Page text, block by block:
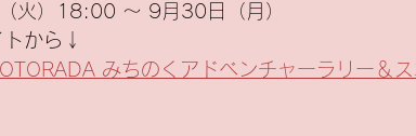
火）18:00 ～ 9月30日（月）
トから↓
みちのくアドベンチャーラリー＆